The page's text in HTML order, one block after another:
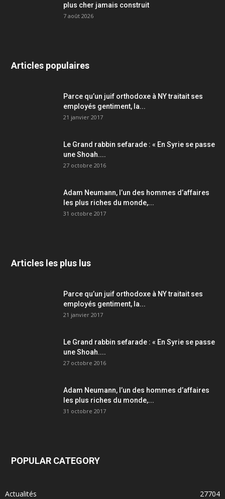
plus cher jamais construit
7 août 2026
Articles populaires
Parce qu’un juif orthodoxe à NY traitait ses
employés gentiment, la...
21 janvier 2017
Le Grand rabbin sefarade : « En Syrie se passe
une Shoah....
27 octobre 2016
Adam Neumann, l’un des hommes d’affaires
les plus riches du monde,...
31 octobre 2017
Articles les plus lus
Parce qu’un juif orthodoxe à NY traitait ses
employés gentiment, la...
21 janvier 2017
Le Grand rabbin sefarade : « En Syrie se passe
une Shoah....
27 octobre 2016
Adam Neumann, l’un des hommes d’affaires
les plus riches du monde,...
31 octobre 2017
POPULAR CATEGORY
Actualités
27704